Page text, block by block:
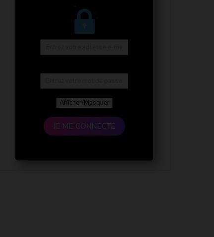
Afficher/Masquer
JE ME CONNECTE